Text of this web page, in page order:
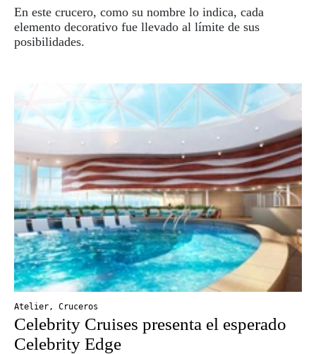
En este crucero, como su nombre lo indica, cada
elemento decorativo fue llevado al límite de sus
posibilidades.
Atelier , Cruceros
Celebrity Cruises presenta el esperado
Celebrity Edge